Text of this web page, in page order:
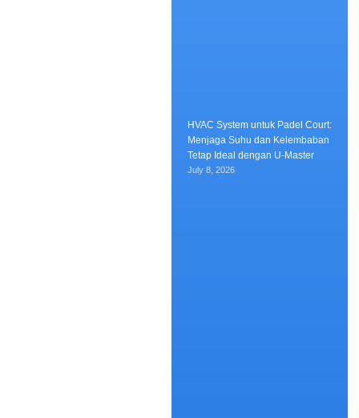
HVAC System untuk Padel Court:
Menjaga Suhu dan Kelembaban
Tetap Ideal dengan U-Master
July 8, 2026